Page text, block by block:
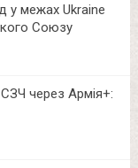
у межах Ukraine
Союзу
через Армія+: